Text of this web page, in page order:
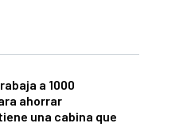
a 1000
ahorrar
una cabina que